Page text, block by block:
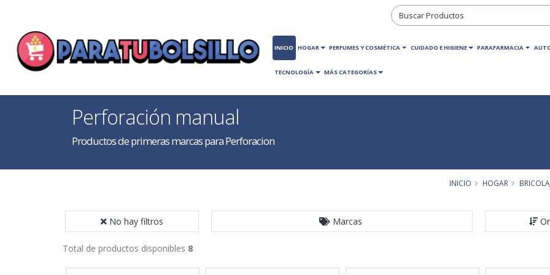
INICIO HOGAR PERFUMES Y COSMÉTICA CUIDADO E HIGIENE PARAFARMACIA
TECNOLOGÍA MÁS CATEGORÍAS
Perforación manual
Productos de primeras marcas para Perforacion
INICIO HOGAR
No hay filtros Marcas
Total de productos disponibles 8